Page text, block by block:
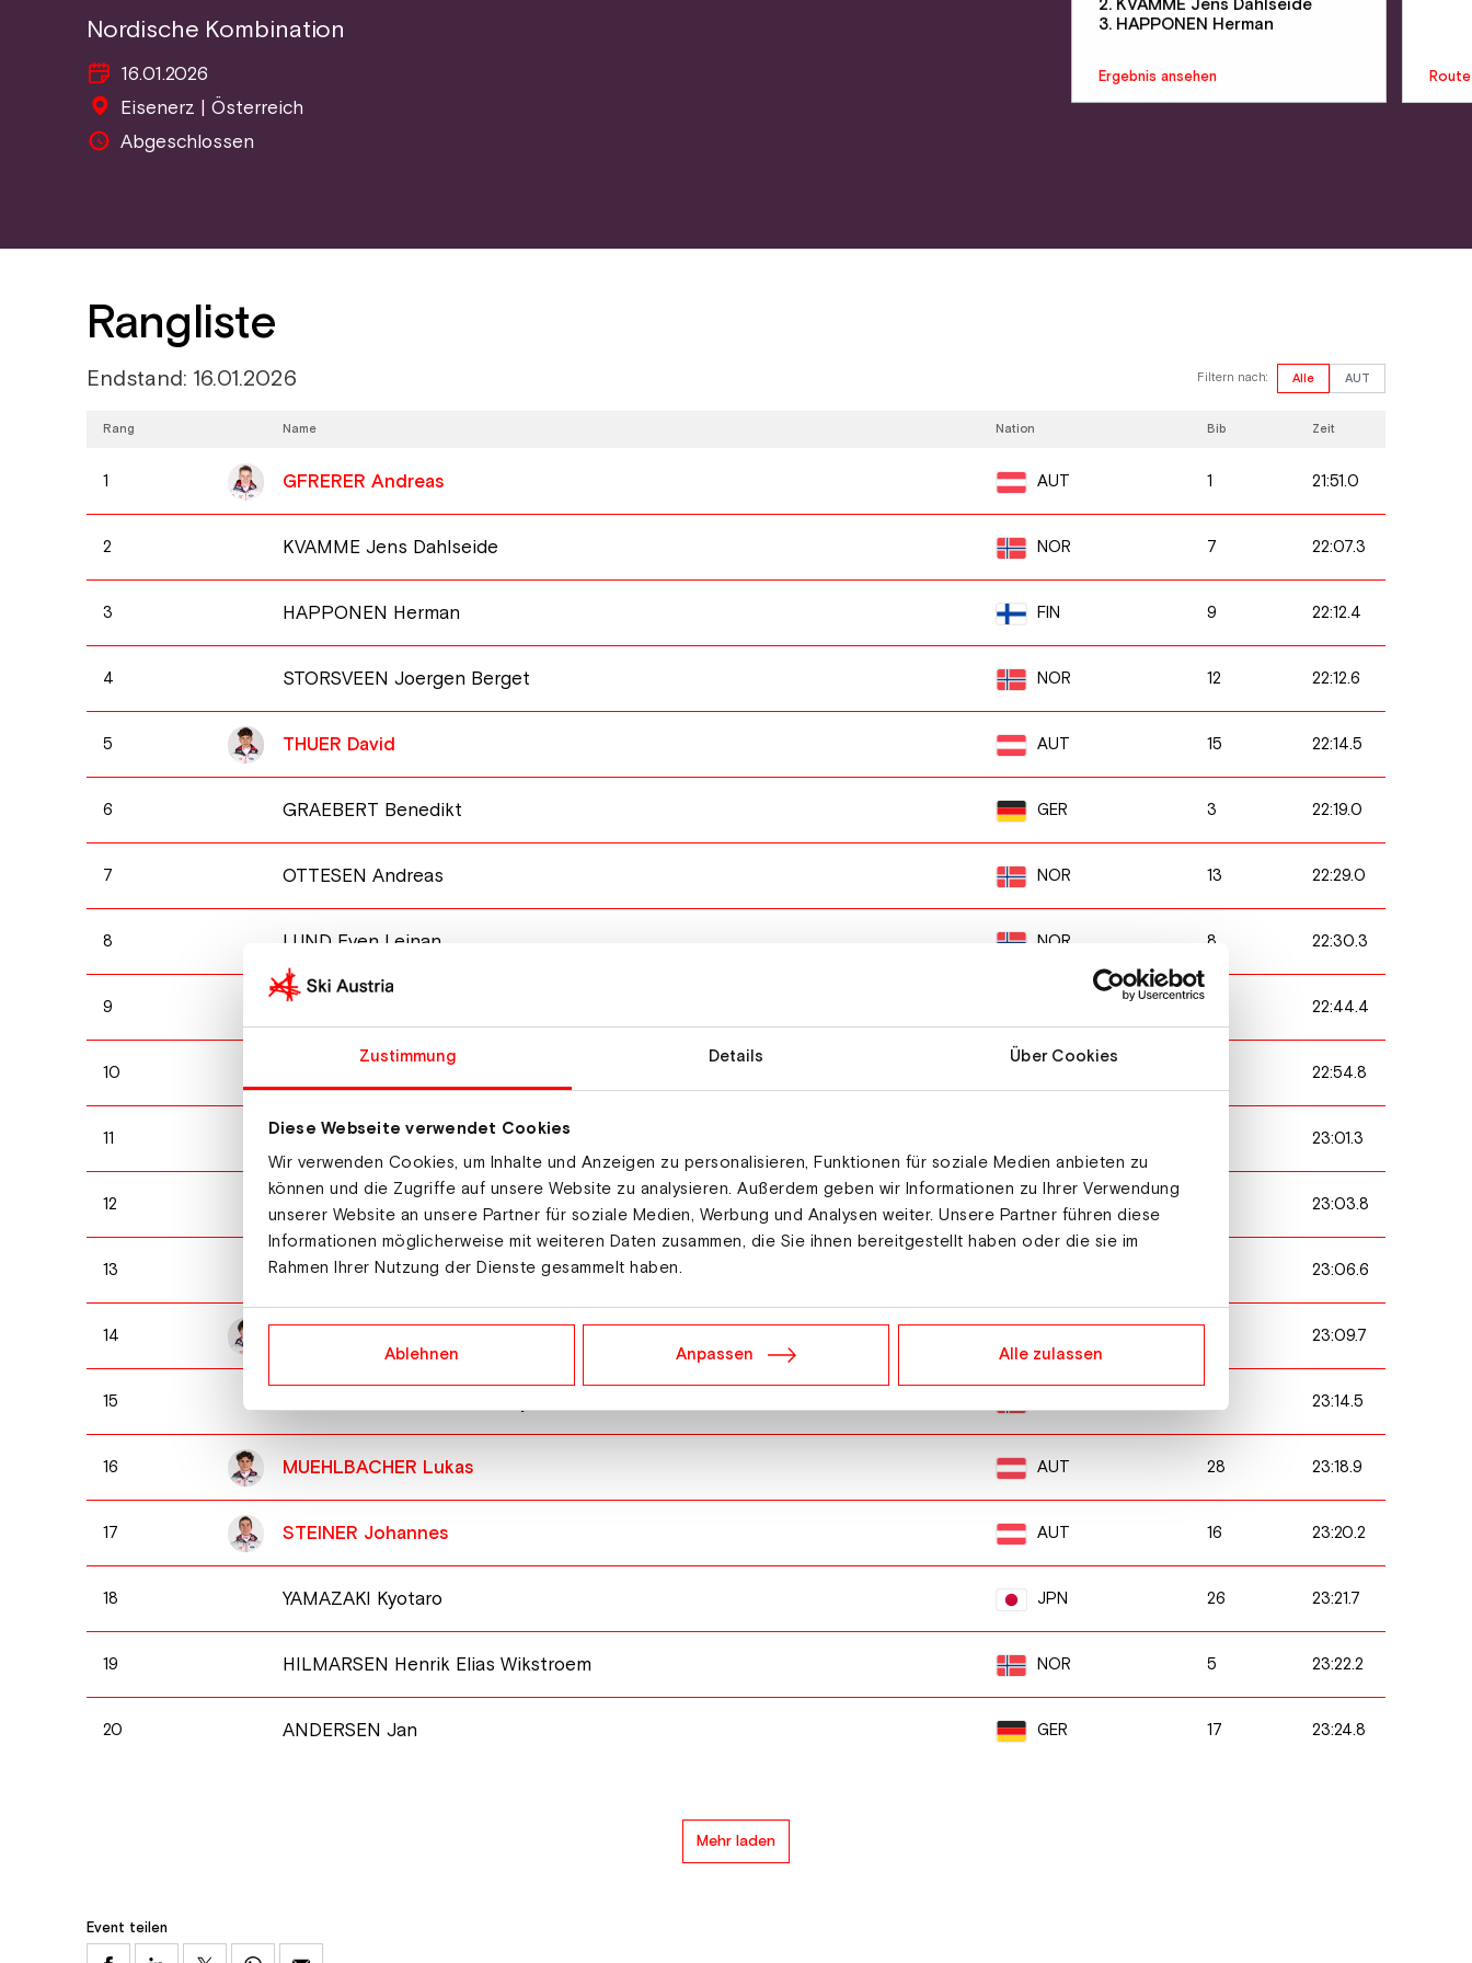
Zustimmung Details Über Cookies
Diese Webseite verwendet Cookies
Wir verwenden Cookies, um Inhalte und Anzeigen zu personalisieren, Funktionen für soziale Medien anbieten zu
können und die Zugriffe auf unsere Website zu analysieren. Außerdem geben wir Informationen zu Ihrer Verwendung
unserer Website an unsere Partner für soziale Medien, Werbung und Analysen weiter. Unsere Partner führen diese
Informationen möglicherweise mit weiteren Daten zusammen, die Sie ihnen bereitgestellt haben oder die sie im
Rahmen Ihrer Nutzung der Dienste gesammelt haben.
Ablehnen Anpassen Alle zulassen
Nordische Kombination
16.01.2026
Eisenerz | Österreich
Abgeschlossen
2. KVAMME Jens Dahlseide
3. HAPPONEN Herman
Ergebnis ansehen
Rangliste
Endstand: 16.01.2026 Filtern nach: Alle AUT
Rang Name Nation Bib Zeit
1 GFRERER Andreas AUT 1 21:51.0
2 KVAMME Jens Dahlseide NOR 7 22:07.3
3 HAPPONEN Herman FIN 9 22:12.4
4 STORSVEEN Joergen Berget NOR 12 22:12.6
5 THUER David AUT 15 22:14.5
6 GRAEBERT Benedikt GER 3 22:19.0
7 OTTESEN Andreas NOR 13 22:29.0
8 LUND Even Leinan NOR 8 22:30.3
9 GRAEBERT Jonathan 22:44.4
10 22:54.8
11 FRANK Christian 23:01.3
12 ROCHAT Tom FRA 23:03.8
13 UHR Maximilian 23:06.6
14 23:09.7
15 23:14.5
16 MUEHLBACHER Lukas AUT 28 23:18.9
17 STEINER Johannes AUT 16 23:20.2
18 YAMAZAKI Kyotaro JPN 26 23:21.7
19 HILMARSEN Henrik Elias Wikstroem NOR 5 23:22.2
20 ANDERSEN Jan GER 17 23:24.8
Mehr laden
Event teilen